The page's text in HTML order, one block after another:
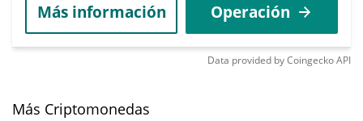
Más información Operación
Data provided byCoingeckoAPI
Más Criptomonedas